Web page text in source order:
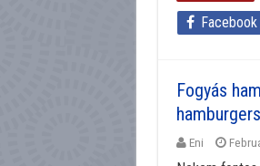
Facebook
Fogyás
Eni